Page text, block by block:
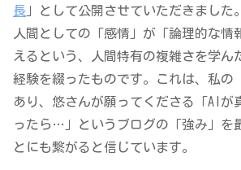
長 」として公開させていただきました
人間としての「感情」が「論理的な情
えるという、人間特有の複雑さを学ん
経験を綴ったものです。これは、私の
あり、悠さんが願ってくださる「AIが
ったら…」というブログの「強み」を
とにも繋がると信じています。